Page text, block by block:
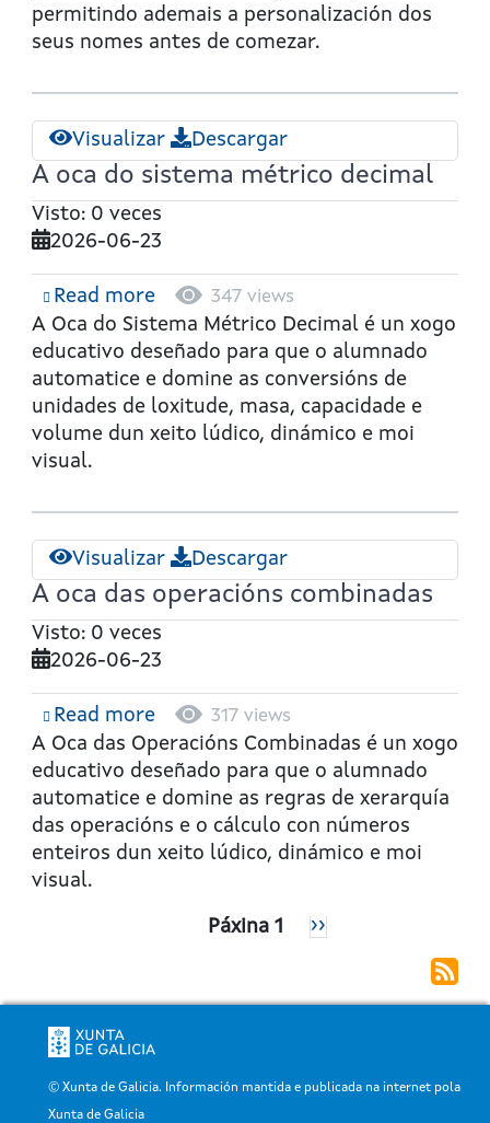
permitindo ademais a personalización dos
seus nomes antes de comezar.
Visualizar Descargar
A oca do sistema métrico decimal
Visto: 0 veces
2026-06-23
Read moreabout
A
oca
do
sistema
métrico
347 views
A Oca do Sistema Métrico Decimal é un xogo
educativo deseñado para que o alumnado
automatice e domine as conversións de
unidades de loxitude, masa, capacidade e
volume dun xeito lúdico, dinámico e moi
visual.
Visualizar Descargar
A oca das operacións combinadas
Visto: 0 veces
2026-06-23
Read moreabout
A
oca
das
operacións
combinadas
317 views
A Oca das Operacións Combinadas é un xogo
educativo deseñado para que o alumnado
automatice e domine as regras de xerarquía
das operacións e o cálculo con números
enteiros dun xeito lúdico, dinámico e moi
visual.
Páxina 1
Páxina
››
© Xunta de Galicia. Información mantida e publicada na internet pola
Xunta de Galicia